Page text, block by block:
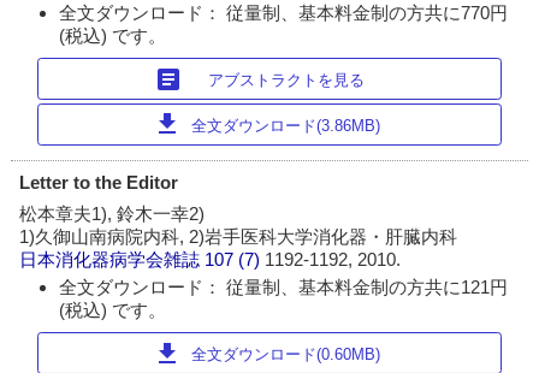
全文ダウンロード： 従量制、基本料金制の方共に770円
(税込) です。
article アブストラクトを見る
download 全文ダウンロード(3.86MB)
Letter to the Editor
松本章夫1), 鈴木一幸2)
1)久御山南病院内科, 2)岩手医科大学消化器・肝臓内科
日本消化器病学会雑誌 107 (7) 1192-1192, 2010.
全文ダウンロード： 従量制、基本料金制の方共に121円
(税込) です。
download 全文ダウンロード(0.60MB)